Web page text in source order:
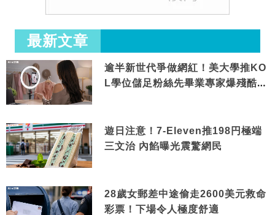
最新文章
逾半新世代爭做網紅！美大學推KO
L學位儲足粉絲先畢業專家爆殘酷現
遊日注意！7-Eleven推198円極端
三文治 內餡曝光震驚網民
28歲女郵差中途偷走2600美元救命
彩票！下場令人極度舒適